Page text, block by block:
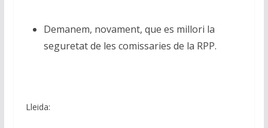
Demanem, novament, que es millori la
seguretat de les comissaries de la RPP.
Lleida: